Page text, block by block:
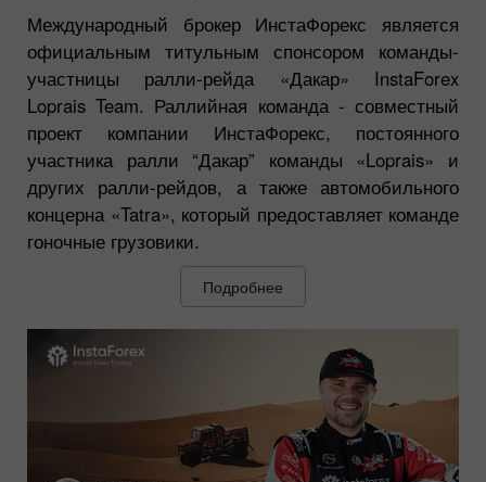
Международный брокер ИнстаФорекс является
официальным титульным спонсором команды-
участницы ралли-рейда «Дакар» InstaForex
Loprais Team. Раллийная команда - совместный
проект компании ИнстаФорекс, постоянного
участника ралли “Дакар” команды «Loprais» и
других ралли-рейдов, а также автомобильного
концерна «Tatra», который предоставляет команде
гоночные грузовики.
Подробнее